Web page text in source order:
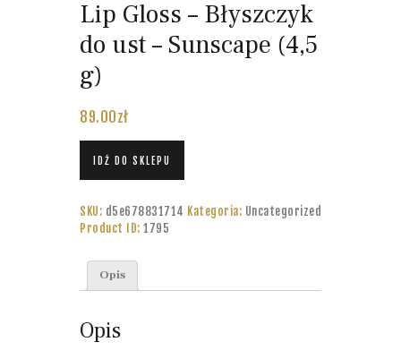
Lip Gloss – Błyszczyk
do ust – Sunscape (4,5
g)
89.00zł
IDŹ DO SKLEPU
SKU: d5e678831714 Kategoria: Uncategorized
Product ID: 1795
Opis
Opis